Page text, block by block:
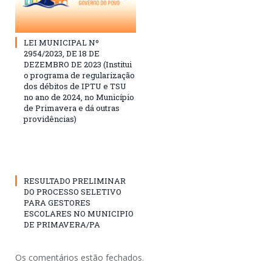
LEI MUNICIPAL Nº
2954/2023, DE 18 DE
DEZEMBRO DE 2023 (Institui
o programa de regularização
dos débitos de IPTU e TSU
no ano de 2024, no Município
de Primavera e dá outras
providências)
RESULTADO PRELIMINAR
DO PROCESSO SELETIVO
PARA GESTORES
ESCOLARES NO MUNICIPIO
DE PRIMAVERA/PA
Os comentários estão fechados.